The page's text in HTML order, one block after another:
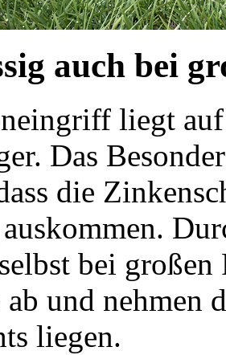
auch bei
liegt
Das
die
bei
ab und nehmen
liegen.